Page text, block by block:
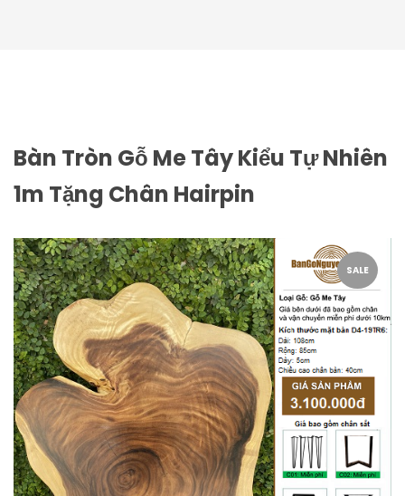
Bàn Tròn Gỗ Me Tây Kiểu Tự Nhiên
1m Tặng Chân Hairpin
SALE